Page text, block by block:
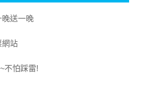
晚送一晚
網站
不怕踩雷!